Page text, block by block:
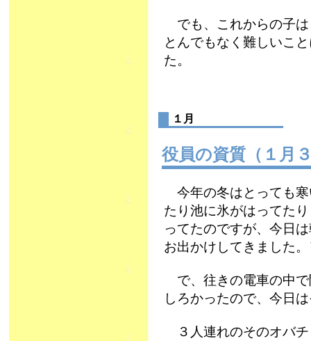
でも、これからの子は
とんでもなく難しいこ
た。
１月
役員の資質（１月
今年の冬はとっても寒
たり池に氷がはってた
ってたのですが、今日
お出かけしてきました
で、往きの電車の中で
しろかったので、今日
３人連れのそのオバチ